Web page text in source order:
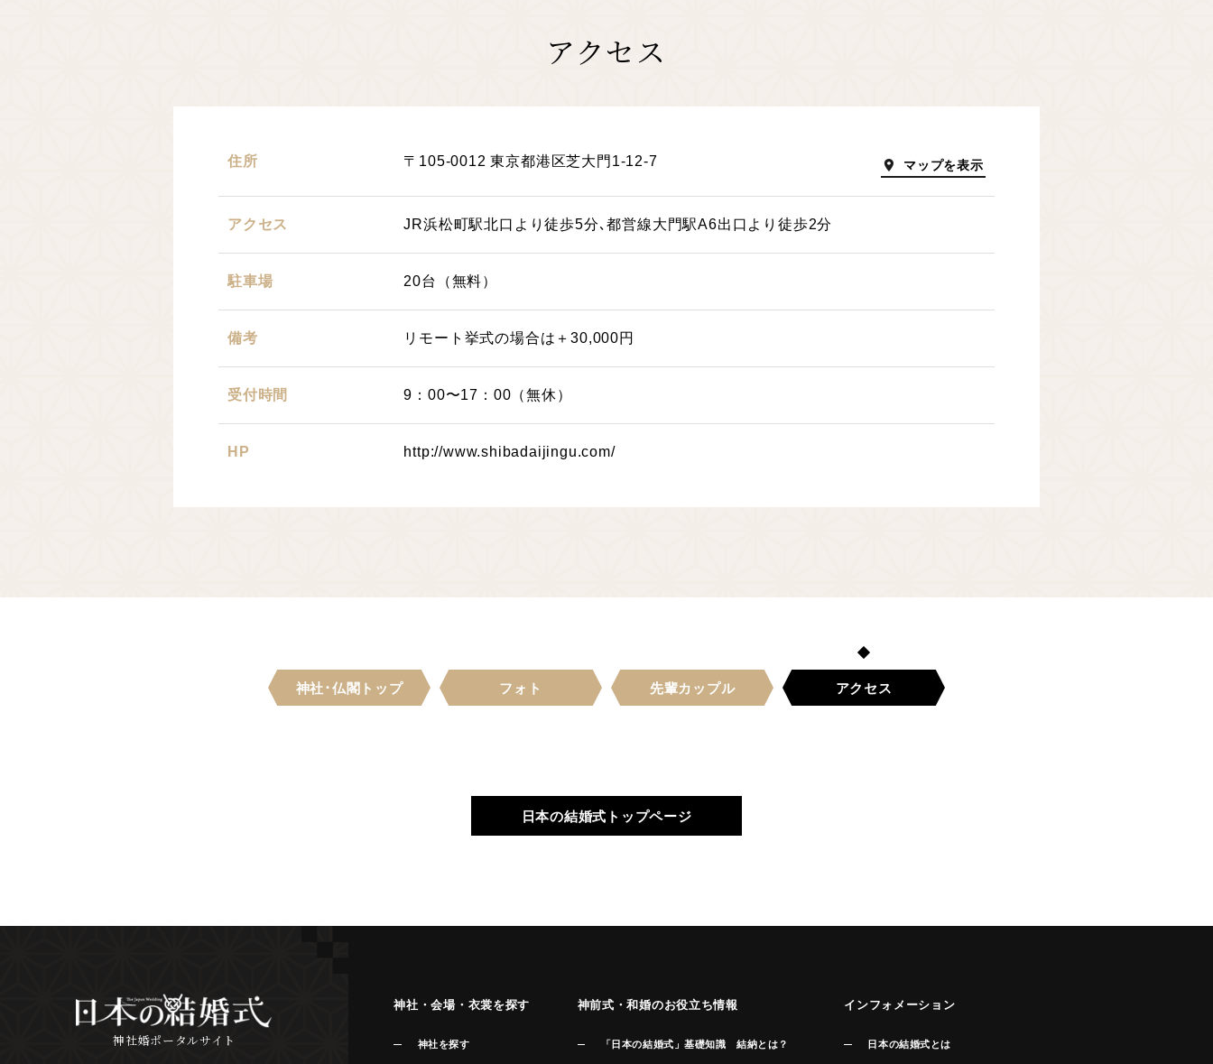
アクセス
住所 マップを表示
〒105-0012 東京都港区芝大門1-12-7
アクセス JR浜松町駅北口より徒歩5分､都営線大門駅A6出口より徒歩2分
駐車場 20台（無料）
備考 リモート挙式の場合は＋30,000円
受付時間 9：00〜17：00（無休）
HP http://www.shibadaijingu.com/
神社･仏閣 トップ フォト 先輩カップル アクセス
日本の結婚式トップページ
神社婚ポータルサイト
神社・会場・衣裳を探す
神社を探す
神前式・和婚のお役立ち情報
「日本の結婚式」基礎知識 結納とは？
インフォメーション
日本の結婚式とは